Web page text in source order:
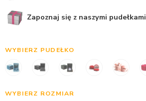
Zapoznaj się z naszymi pudełkami
WYBIERZ PUDEŁKO
WYBIERZ ROZMIAR